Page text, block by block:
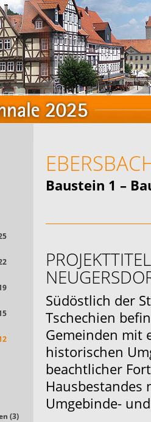
(3)
Baustein 1 –
Südöstlich der
Tschechien
Gemeinden mit
historischen
beachtlicher
Umgebinde-